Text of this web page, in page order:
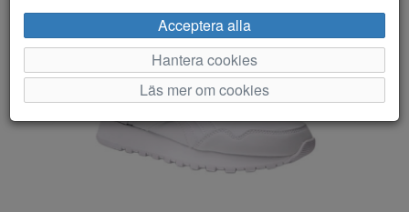
Acceptera alla
Hantera cookies
Läs mer om cookies